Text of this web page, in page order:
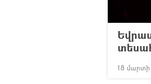
18 մարտի